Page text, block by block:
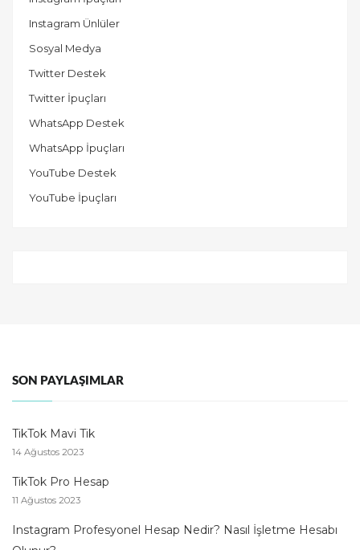
Instagram Ünlüler
Sosyal Medya
Twitter Destek
Twitter İpuçları
WhatsApp Destek
WhatsApp İpuçları
YouTube Destek
YouTube İpuçları
SON PAYLAŞIMLAR
TikTok Mavi Tik
14 Ağustos 2023
TikTok Pro Hesap
11 Ağustos 2023
Instagram Profesyonel Hesap Nedir? Nasıl İşletme Hesabı